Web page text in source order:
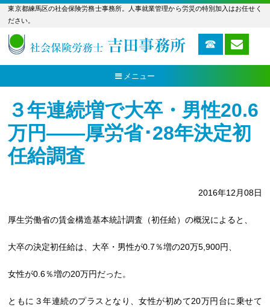
東京都練馬区の社会保険労務士事務所。人事就業管理から労災の特別加入はお任せく
ださい。
メニュー
３年連続増で大卒・男性20.6
万円――厚労省･28年決定初
任給調査
2016年12月08日
厚生労働省の賃金構造基本統計調査（初任給）の概況によると、
大卒の決定初任給は、大卒・男性が0.7％増の20万5,900円、
女性が0.6％増の20万円だった。
ともに３年連続のプラスとなり、女性が初めて20万円台に乗せて